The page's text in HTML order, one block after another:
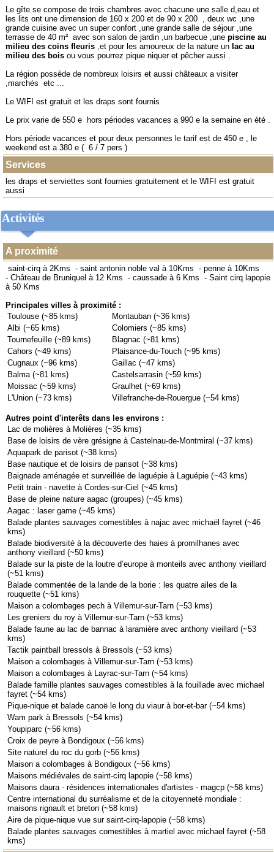
Le gîte se compose de trois chambres avec chacune une salle d,eau et
les lits ont une dimension de 160 x 200 et de 90 x 200 , deux wc ,une
grande cuisine avec un super confort ,une grande salle de séjour ,une
terrasse de 40 m² avec son salon de jardin ,un barbecue ,une piscine au
milieu des coins fleuris ,et pour les amoureux de la nature un lac au
milieu des bois ou vous pourrez pique niquer et pêcher aussi .
La région possède de nombreux loisirs et aussi châteaux a visiter
,marchés etc ...
Le WIFI est gratuit et les draps sont fournis
Le prix varie de 550 e hors périodes vacances a 990 e la semaine en été .
Hors période vacances et pour deux personnes le tarif est de 450 e , le
weekend est a 380 e ( 6 / 7 pers )
Services
les draps et serviettes sont fournies gratuitement et le WIFI est gratuit
aussi
Activités
A proximité
saint-cirq à 2Kms - saint antonin noble val à 10Kms - penne à 10Kms
- Château de Bruniquel à 12 Kms - caussade à 6 Kms - Saint cirq lapopie
à 50 Kms
Principales villes à proximité :
Toulouse (~85 kms)
Montauban (~36 kms)
Albi (~65 kms)
Colomiers (~85 kms)
Tournefeuille (~89 kms)
Blagnac (~81 kms)
Cahors (~49 kms)
Plaisance-du-Touch (~95 kms)
Cugnaux (~96 kms)
Gaillac (~47 kms)
Balma (~81 kms)
Castelsarrasin (~59 kms)
Moissac (~59 kms)
Graulhet (~69 kms)
L'Union (~73 kms)
Villefranche-de-Rouergue (~54 kms)
Autres point d'interêts dans les environs :
Lac de molières à Molières (~35 kms)
Base de loisirs de vère grésigne à Castelnau-de-Montmiral (~37 kms)
Aquapark de parisot (~38 kms)
Base nautique et de loisirs de parisot (~38 kms)
Baignade aménagée et surveillée de laguépie à Laguépie (~43 kms)
Petit train - navette à Cordes-sur-Ciel (~45 kms)
Base de pleine nature aagac (groupes) (~45 kms)
Aagac : laser game (~45 kms)
Balade plantes sauvages comestibles à najac avec michaël fayret (~46
kms)
Balade biodiversité à la découverte des haies à promilhanes avec
anthony vieillard (~50 kms)
Balade sur la piste de la loutre d’europe à monteils avec anthony vieillard
(~51 kms)
Balade commentée de la lande de la borie : les quatre ailes de la
rouquette (~51 kms)
Maison a colombages pech à Villemur-sur-Tarn (~53 kms)
Les greniers du roy à Villemur-sur-Tarn (~53 kms)
Balade faune au lac de bannac à laramière avec anthony vieillard (~53
kms)
Tactik paintball bressols à Bressols (~53 kms)
Maison a colombages à Villemur-sur-Tarn (~53 kms)
Maison a colombages à Layrac-sur-Tarn (~54 kms)
Balade famille plantes sauvages comestibles à la fouillade avec michael
fayret (~54 kms)
Pique-nique et balade canoë le long du viaur à bor-et-bar (~54 kms)
Wam park à Bressols (~54 kms)
Youpiparc (~56 kms)
Croix de peyre à Bondigoux (~56 kms)
Site naturel du roc du gorb (~56 kms)
Maison a colombages à Bondigoux (~56 kms)
Maisons médiévales de saint-cirq lapopie (~58 kms)
Maisons daura - résidences internationales d'artistes - magcp (~58 kms)
Centre international du surréalisme et de la citoyenneté mondiale :
maisons rignault et breton (~58 kms)
Aire de pique-nique vue sur saint-cirq-lapopie (~58 kms)
Balade plantes sauvages comestibles à martiel avec michael fayret (~58
kms)